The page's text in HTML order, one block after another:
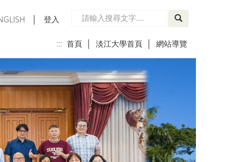
登入
::: 首頁 淡江大學首頁 網站導覽